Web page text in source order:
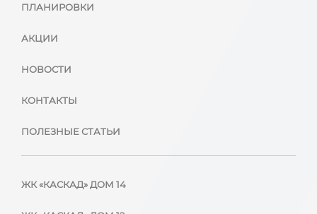
ПЛАНИРОВКИ
АКЦИИ
НОВОСТИ
КОНТАКТЫ
ПОЛЕЗНЫЕ СТАТЬИ
ЖК «КАСКАД» ДОМ 14